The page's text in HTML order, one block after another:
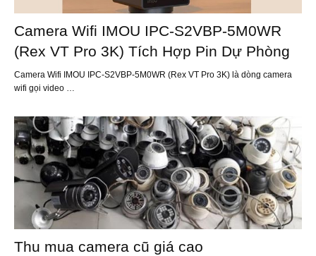
Camera Wifi IMOU IPC-S2VBP-5M0WR
(Rex VT Pro 3K) Tích Hợp Pin Dự Phòng
Camera Wifi IMOU IPC-S2VBP-5M0WR (Rex VT Pro 3K) là dòng camera
wifi gọi video …
Thu mua camera cũ giá cao